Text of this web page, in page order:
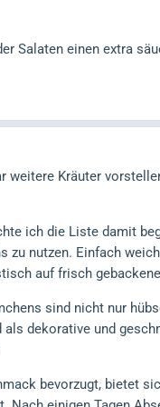
Salaten einen extra
Kräuter
ich die Liste damit
nutzen. Einfach
auf frisch
sind nicht nur
dekorative und
bevorzugt, bietet